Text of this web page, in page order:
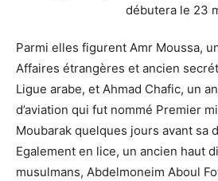
Parmi elles figurent Amr Moussa,
Affaires étrangères et ancien
Ligue arabe, et Ahmad Chafic, un
d’aviation qui fut nommé Premier
Moubarak quelques jours avant sa
Egalement en lice, un ancien haut
musulmans, Abdelmoneim Aboul